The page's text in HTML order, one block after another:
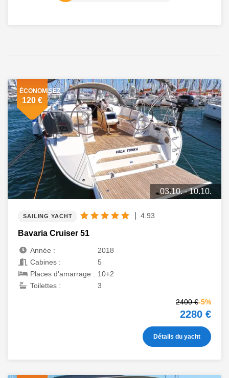
ÉCONOMISEZ
120 €
03.10. - 10.10.
SAILING YACHT 4.93
Bavaria Cruiser 51
Année :
2018
Cabines :
5
Places d'amarrage : 10+2
Toilettes :
3
2400 €-5%
2280 €
Détails du yacht